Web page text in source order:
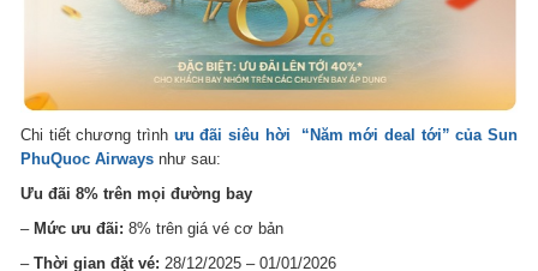
Chi tiết chương trình ưu đãi siêu hời “Năm mới deal tới” của Sun
PhuQuoc Airways như sau:
Ưu đãi 8% trên mọi đường bay
–Mức ưu đãi: 8% trên giá vé cơ bản
–Thời gian đặt vé: 28/12/2025 – 01/01/2026